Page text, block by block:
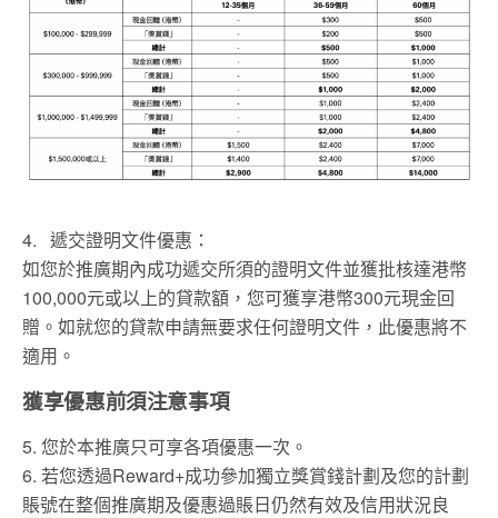
4. 遞交證明文件優惠：
如您於推廣期內成功遞交所須的證明文件並獲批核達港幣
100,000元或以上的貸款額，您可獲享港幣300元現金回
贈。如就您的貸款申請無要求任何證明文件，此優惠將不
適用。
獲享優惠前須注意事項
5. 您於本推廣只可享各項優惠一次。
6. 若您透過Reward+成功參加獨立獎賞錢計劃及您的計劃
賬號在整個推廣期及優惠過賬日仍然有效及信用狀況良